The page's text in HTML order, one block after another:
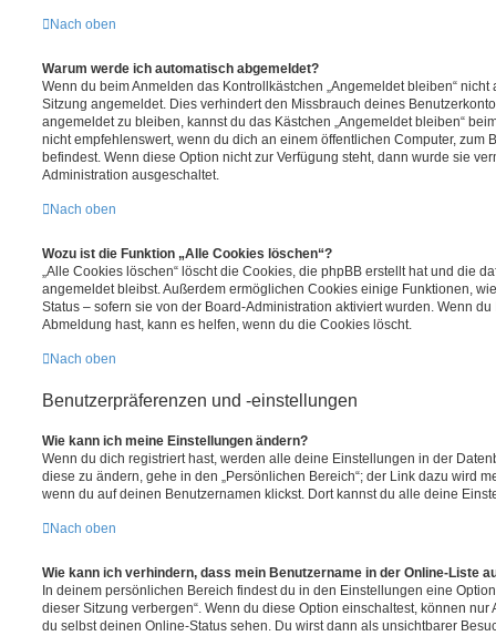
Nach oben
Warum werde ich automatisch abgemeldet?
Wenn du beim Anmelden das Kontrollkästchen „Angemeldet bleiben“
Sitzung angemeldet. Dies verhindert den Missbrauch deines
angemeldet zu bleiben, kannst du das Kästchen „Angemeldet bleiben“
nicht empfehlenswert, wenn du dich an einem öffentlichen Computer, zum
befindest. Wenn diese Option nicht zur Verfügung steht, dann wurde sie
Administration ausgeschaltet.
Nach oben
Wozu ist die Funktion „Alle Cookies löschen“?
„Alle Cookies löschen“ löscht die Cookies, die phpBB erstellt hat und die
angemeldet bleibst. Außerdem ermöglichen Cookies einige Funktionen,
Status – sofern sie von der Board-Administration aktiviert wurden. Wenn
Abmeldung hast, kann es helfen, wenn du die Cookies löscht.
Nach oben
Benutzerpräferenzen und -einstellungen
Wie kann ich meine Einstellungen ändern?
Wenn du dich registriert hast, werden alle deine Einstellungen in der
diese zu ändern, gehe in den „Persönlichen Bereich“; der Link dazu wird
wenn du auf deinen Benutzernamen klickst. Dort kannst du alle deine
Nach oben
Wie kann ich verhindern, dass mein Benutzername in der Online-Liste
In deinem persönlichen Bereich findest du in den Einstellungen eine
dieser Sitzung verbergen“. Wenn du diese Option einschaltest, können
du selbst deinen Online-Status sehen. Du wirst dann als unsichtbarer